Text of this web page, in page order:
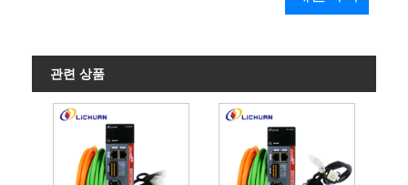
관련 상품